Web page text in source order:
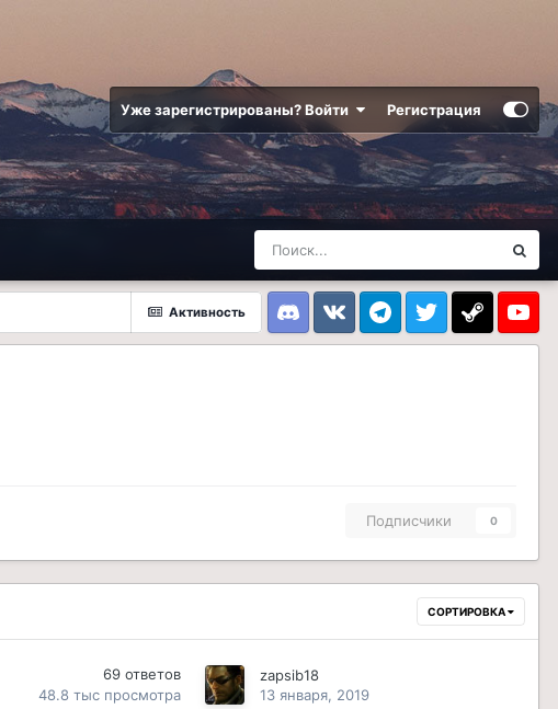
Уже зарегистрированы? Войти Регистрация
Активность
DiscordVK TelegramTwitter Steam
Подписчики 0
СОРТИРОВКА
69 ответов
48.8 тыс просмотра
zapsib18
13 января, 2019